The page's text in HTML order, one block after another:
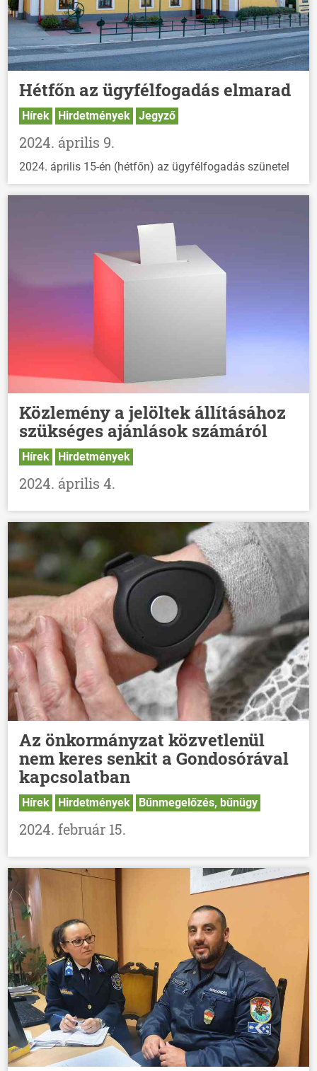
Hétfőn az ügyfélfogadás elmarad
Hírek Hirdetmények Jegyző
2024. április 9.
2024. április 15-én (hétfőn) az ügyfélfogadás szünetel
Közlemény a jelöltek állításához
szükséges ajánlások számáról
Hírek Hirdetmények
2024. április 4.
Az önkormányzat közvetlenül
nem keres senkit a Gondosórával
kapcsolatban
Hírek Hirdetmények Bűnmegelőzés, bűnügy
2024. február 15.